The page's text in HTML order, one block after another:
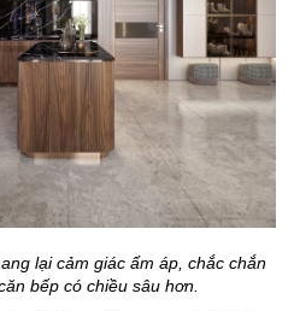
lại cảm giác ấm áp, chắc chắn
bếp có chiều sâu hơn.